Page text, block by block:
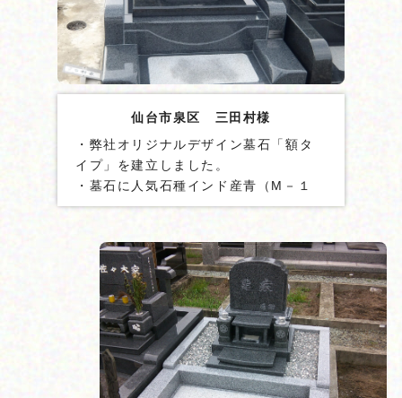
仙台市泉区 三田村様
・弊社オリジナルデザイン墓石「額タ
イプ」を建立しました。
・墓石に人気石種インド産青（M－１
０）を使用しました
しました。
・墓石に貫通ステンレス棒を２本設置
しました。
・地震ゲル「泰震Ⓡ」を使用しまし
た。